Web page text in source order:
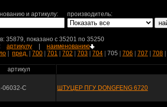
и артикулу: производитель:
35879, показано c 35201 по 35250
артикулу
наименованию
пред. 700 701 702 703 704 705 706 707 708
артикул
06032-C ШТУЦЕР ПГУ DONGFENG 6720